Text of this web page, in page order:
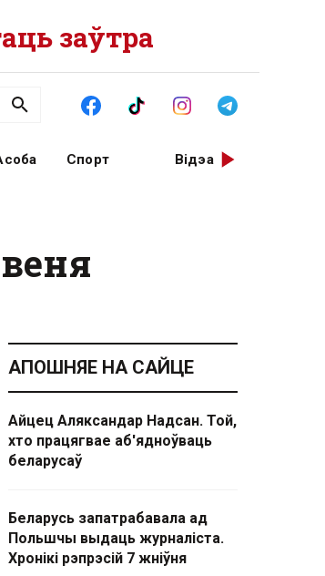
заўтра
Спорт Відэа
АПОШНЯЕ НА САЙЦЕ
Айцец Аляксандар Надсан. Той,
хто працягвае аб'ядноўваць
беларусаў
Беларусь запатрабавала ад
Польшчы выдаць журналіста.
Хронікі рэпрэсій 7 жніўня